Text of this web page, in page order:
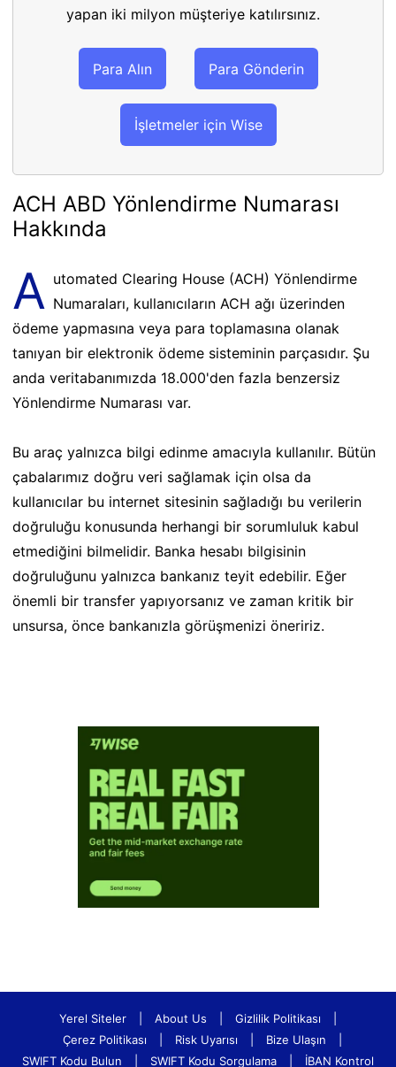
yapan iki milyon müşteriye katılırsınız.
Para Alın Para Gönderin
İşletmeler için Wise
ACH ABD Yönlendirme Numarası
Hakkında
A utomated Clearing House (ACH) Yönlendirme
Numaraları, kullanıcıların ACH ağı üzerinden
ödeme yapmasına veya para toplamasına olanak
tanıyan bir elektronik ödeme sisteminin parçasıdır. Şu
anda veritabanımızda 18.000'den fazla benzersiz
Yönlendirme Numarası var.
Bu araç yalnızca bilgi edinme amacıyla kullanılır. Bütün
çabalarımız doğru veri sağlamak için olsa da
kullanıcılar bu internet sitesinin sağladığı bu verilerin
doğruluğu konusunda herhangi bir sorumluluk kabul
etmediğini bilmelidir. Banka hesabı bilgisinin
doğruluğunu yalnızca bankanız teyit edebilir. Eğer
önemli bir transfer yapıyorsanız ve zaman kritik bir
unsursa, önce bankanızla görüşmenizi öneririz.
Yerel Siteler About Us Gizlilik Politikası
Çerez Politikası
Risk Uyarısı Bize Ulaşın
SWIFT Kodu Bulun
SWIFT Kodu Sorgulama İBAN Kontrol